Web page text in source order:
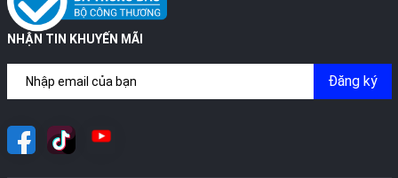
NHẬN TIN KHUYẾN MÃI
Đăng ký